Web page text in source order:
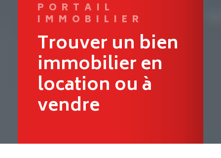
PORTAIL
IMMOBILIER
Trouver un bien
immobilier en
location ou à
vendre